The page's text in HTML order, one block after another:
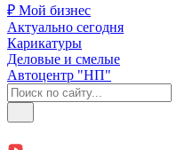
₽ Мой бизнес
Актуально сегодня
Карикатуры
Деловые и смелые
Автоцентр "НП"